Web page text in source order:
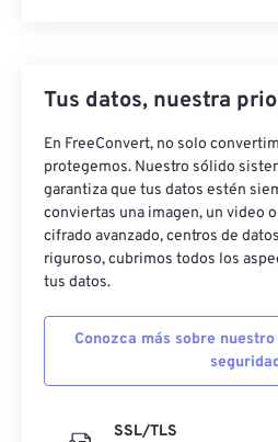
Tus datos, nuestra
En FreeConvert, no solo
protegemos. Nuestro sólido
garantiza que tus datos estén
conviertas una imagen, un video
cifrado avanzado, centros de
riguroso, cubrimos todos los
tus datos.
Conozca más sobre
SSL/TLS